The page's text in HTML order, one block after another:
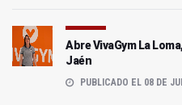
Abre VivaGym La
Jaén
PUBLICADO EL 08 DE